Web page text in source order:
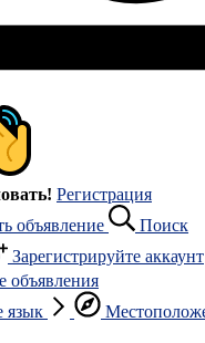
Регистрация
объявление
Поиск
Зарегистрируйте аккаунт
объявления
язык